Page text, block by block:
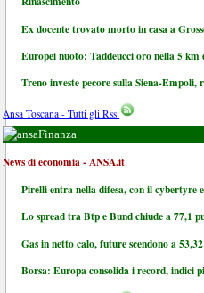
Ex docente trovato morto in casa a
Europei nuoto: Taddeucci oro nella 5 km
Treno investe pecore sulla Siena-Empoli,
Ansa Toscana - Tutti gli Rss
Finanza
News di economia - ANSA.it
Pirelli entra nella difesa, con il cybertyre
Lo spread tra Btp e Bund chiude a 77,1
Gas in netto calo, future scendono a
Borsa: Europa consolida i record, indici